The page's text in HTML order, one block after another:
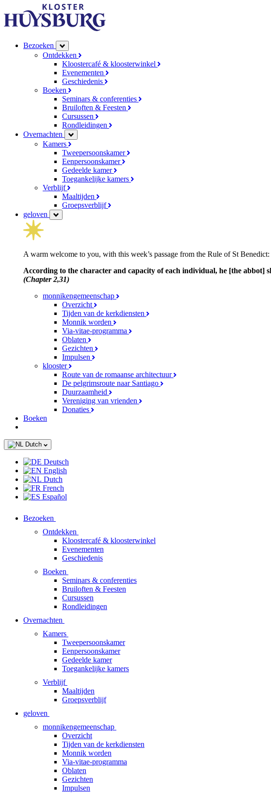
Bezoeken
Ontdekken
Kloostercafé & kloosterwinkel
Evenementen
Geschiedenis
Boeken
Seminars & conferenties
Bruiloften & Feesten
Cursussen
Rondleidingen
Overnachten
Kamers
Tweepersoonskamer
Eenpersoonskamer
Gedeelde kamer
Toegankelijke kamers
Verblijf
Maaltijden
Groepsverblijf
geloven
A warm welcome to you, with this week’s passage from the Rule of St Benedict:
According to the character and capacity of each individual, he [the abbot]
(Chapter 2,31)
monnikengemeenschap
Overzicht
Tijden van de kerkdiensten
Monnik worden
Via-vitae-programma
Oblaten
Gezichten
Impulsen
klooster
Route van de romaanse architectuur
De pelgrimsroute naar Santiago
Duurzaamheid
Vereniging van vrienden
Donaties
Boeken
Dutch
Deutsch
English
Dutch
French
Español
Bezoeken
Ontdekken
Kloostercafé & kloosterwinkel
Evenementen
Geschiedenis
Boeken
Seminars & conferenties
Bruiloften & Feesten
Cursussen
Rondleidingen
Overnachten
Kamers
Tweepersoonskamer
Eenpersoonskamer
Gedeelde kamer
Toegankelijke kamers
Verblijf
Maaltijden
Groepsverblijf
geloven
monnikengemeenschap
Overzicht
Tijden van de kerkdiensten
Monnik worden
Via-vitae-programma
Oblaten
Gezichten
Impulsen